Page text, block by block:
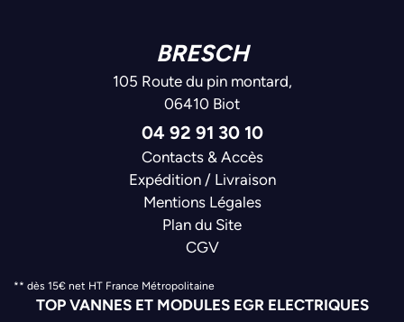
BRESCH
105 Route du pin montard,
06410 Biot
04 92 91 30 10
Contacts & Accès
Expédition / Livraison
Mentions Légales
Plan du Site
CGV
** dès 15€ net HT France Métropolitaine
TOP VANNES ET MODULES EGR ELECTRIQUES